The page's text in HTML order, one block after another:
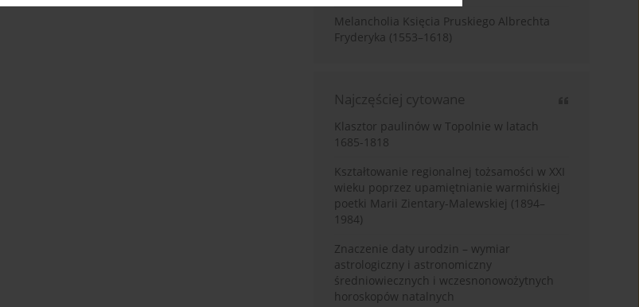
Melancholia Księcia Pruskiego Albrechta
Fryderyka (1553–1618)
Najczęściej cytowane
Klasztor paulinów w Topolnie w latach
1685-1818
Kształtowanie regionalnej tożsamości w XXI
wieku poprzez upamiętnianie warmińskiej
poetki Marii Zientary-Malewskiej (1894–
1984)
Znaczenie daty urodzin – wymiar
astrologiczny i astronomiczny
średniowiecznych i wczesnonowożytnych
horoskopów natalnych